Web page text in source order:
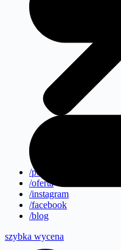
/portfolio
/oferta
/instagram
/facebook
/blog
szybka wycena